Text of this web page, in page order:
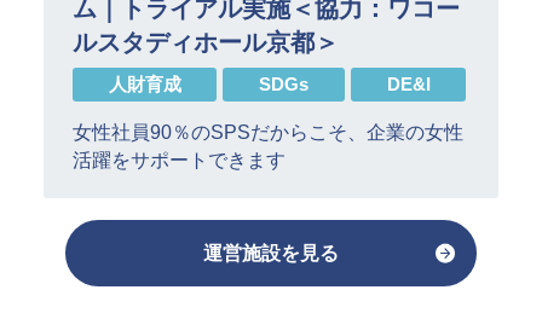
ム｜トライアル実施＜協力：ワコー
ルスタディホール京都＞
人財育成 SDGs DE&I
女性社員90％のSPSだからこそ、企業の女性
活躍をサポートできます
運営施設を見る